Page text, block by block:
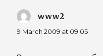
www2
9 March 2009 at 09:05